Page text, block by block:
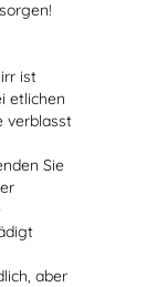
ist
etlichen
verblasst
Sie
aber